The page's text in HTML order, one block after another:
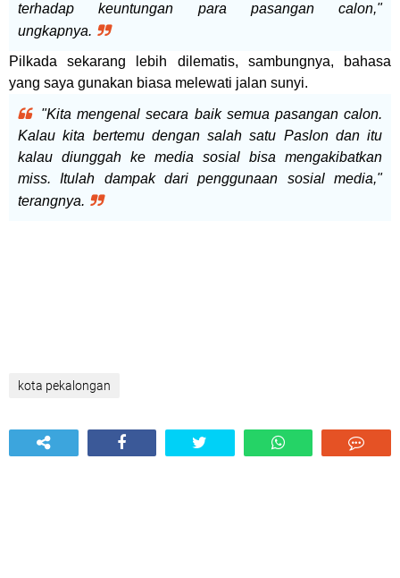
terhadap keuntungan para pasangan calon,"
ungkapnya.
Pilkada sekarang lebih dilematis, sambungnya, bahasa
yang saya gunakan biasa melewati jalan sunyi.
"Kita mengenal secara baik semua pasangan calon.
Kalau kita bertemu dengan salah satu Paslon dan itu
kalau diunggah ke media sosial bisa mengakibatkan
miss. Itulah dampak dari penggunaan sosial media,"
terangnya.
kota pekalongan